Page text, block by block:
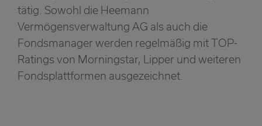
tätig. Sowohl die Heemann
Vermögensverwaltung AG als auch die
Fondsmanager werden regelmäßig mit TOP-
Ratings von Morningstar, Lipper und weiteren
Fondsplattformen ausgezeichnet.